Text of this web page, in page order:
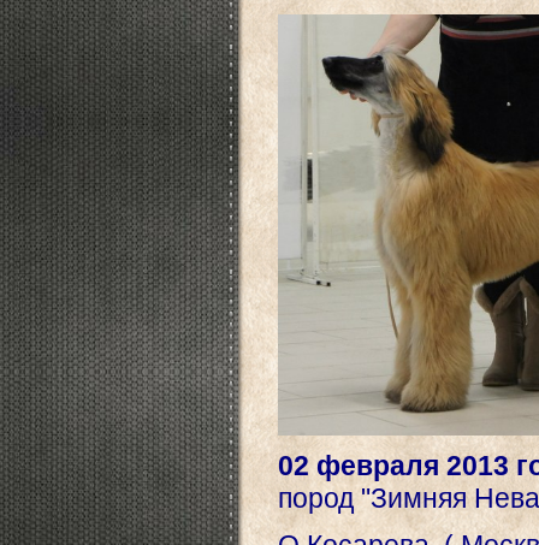
02 февраля 2013
пород "Зимняя